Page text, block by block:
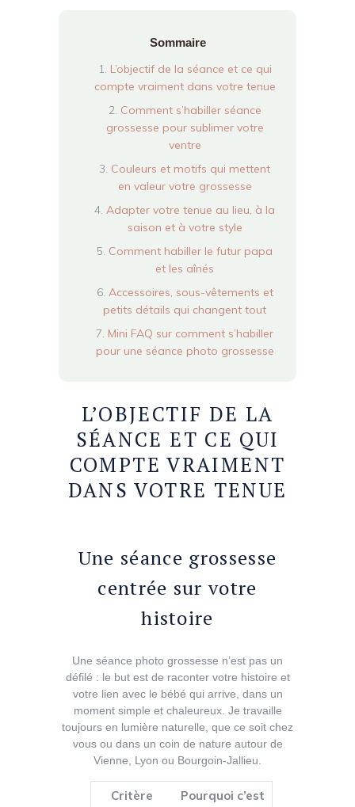
Sommaire
L’objectif de la séance et ce qui
compte vraiment dans votre tenue
Comment s’habiller séance
grossesse pour sublimer votre
ventre
Couleurs et motifs qui mettent
en valeur votre grossesse
Adapter votre tenue au lieu, à la
saison et à votre style
Comment habiller le futur papa
et les aînés
Accessoires, sous-vêtements et
petits détails qui changent tout
Mini FAQ sur comment s’habiller
pour une séance photo grossesse
L’OBJECTIF DE LA
SÉANCE ET CE QUI
COMPTE VRAIMENT
DANS VOTRE TENUE
Une séance grossesse
centrée sur votre
histoire
Une séance photo grossesse n’est pas un
défilé : le but est de raconter votre histoire et
votre lien avec le bébé qui arrive, dans un
moment simple et chaleureux. Je travaille
toujours en lumière naturelle, que ce soit chez
vous ou dans un coin de nature autour de
Vienne, Lyon ou Bourgoin-Jallieu.
Critère
Pourquoi c’est